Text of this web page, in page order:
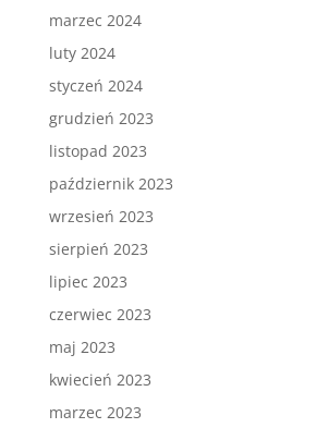
marzec 2024
luty 2024
styczeń 2024
grudzień 2023
listopad 2023
październik 2023
wrzesień 2023
sierpień 2023
lipiec 2023
czerwiec 2023
maj 2023
kwiecień 2023
marzec 2023